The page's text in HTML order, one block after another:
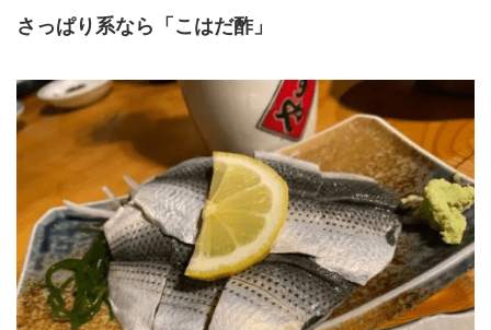
さっぱり系なら「こはだ酢」